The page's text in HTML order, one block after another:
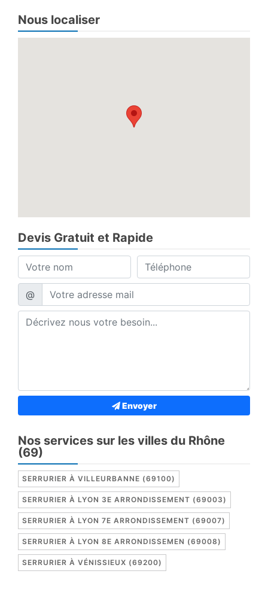
Nous localiser
Devis Gratuit et Rapide
@
Envoyer
Nos services sur les villes du Rhône
(69)
SERRURIER À VILLEURBANNE (69100)
SERRURIER À LYON 3E ARRONDISSEMENT (69003)
SERRURIER À LYON 7E ARRONDISSEMENT (69007)
SERRURIER À LYON 8E ARRONDISSEMEN (69008)
SERRURIER À VÉNISSIEUX (69200)